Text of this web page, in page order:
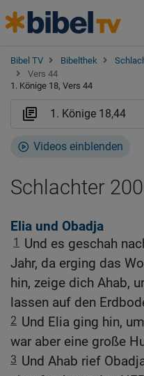
Bibel TV Bibelthek
Vers 44
1. Könige 18, Vers 44
Videos einblenden
Schlachter
Elia und Obadja
1
Und es geschah
Jahr, da erging das
hin, zeige dich Ahab,
lassen auf den
2 Und Elia ging hin,
war aber eine große
3 Und Ahab rief